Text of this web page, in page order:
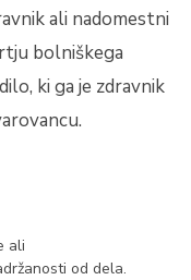
ali nadomestni
bolniškega
ki ga je zdravnik
ali
od dela.